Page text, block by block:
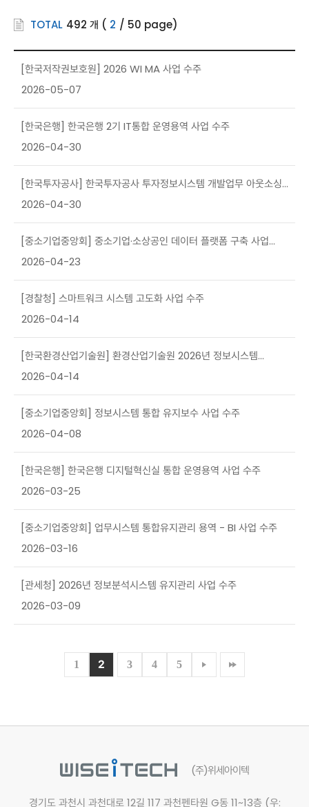
TOTAL 492 개 ( 2 / 50 page)
[한국저작권보호원] 2026 WI MA 사업 수주
2026-05-07
[한국은행] 한국은행 2기 IT통합 운영용역 사업 수주
2026-04-30
[한국투자공사] 한국투자공사 투자정보시스템 개발업무 아웃소싱
(1차년도/26.03~26.12) 사업 수주
2026-04-30
[중소기업중앙회] 중소기업·소상공인 데이터 플랫폼 구축 사업
수주
2026-04-23
[경찰청] 스마트워크 시스템 고도화 사업 수주
2026-04-14
[한국환경산업기술원] 환경산업기술원 2026년 정보시스템
통합유지관리 사업 수주
2026-04-14
[중소기업중앙회] 정보시스템 통합 유지보수 사업 수주
2026-04-08
[한국은행] 한국은행 디지털혁신실 통합 운영용역 사업 수주
2026-03-25
[중소기업중앙회] 업무시스템 통합유지관리 용역 - BI 사업 수주
2026-03-16
[관세청] 2026년 정보분석시스템 유지관리 사업 수주
2026-03-09
1 2 3 4 5
(주)위세아이텍
경기도 과천시 과천대로 12길 117 과천펜타원 G동 11~13층 (우: